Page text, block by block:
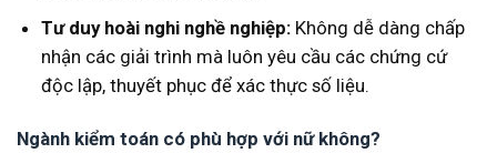
Tư duy hoài nghi nghề nghiệp:Không dễ dàng chấp
nhận các giải trình mà luôn yêu cầu các chứng cứ
độc lập, thuyết phục để xác thực số liệu.
Ngành kiểm toán có phù hợp với nữ không?